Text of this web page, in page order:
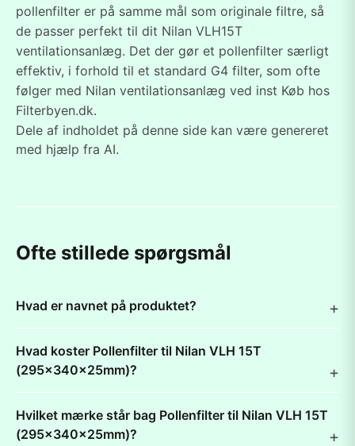
pollenfilter er på samme mål som originale filtre, så
de passer perfekt til dit Nilan VLH15T
ventilationsanlæg. Det der gør et pollenfilter særligt
effektiv, i forhold til et standard G4 filter, som ofte
følger med Nilan ventilationsanlæg ved inst Køb hos
Filterbyen.dk.
Dele af indholdet på denne side kan være genereret
med hjælp fra AI.
Ofte stillede spørgsmål
Hvad er navnet på produktet?
Hvad koster Pollenfilter til Nilan VLH 15T
(295x340x25mm)?
Hvilket mærke står bag Pollenfilter til Nilan VLH 15T
(295x340x25mm)?